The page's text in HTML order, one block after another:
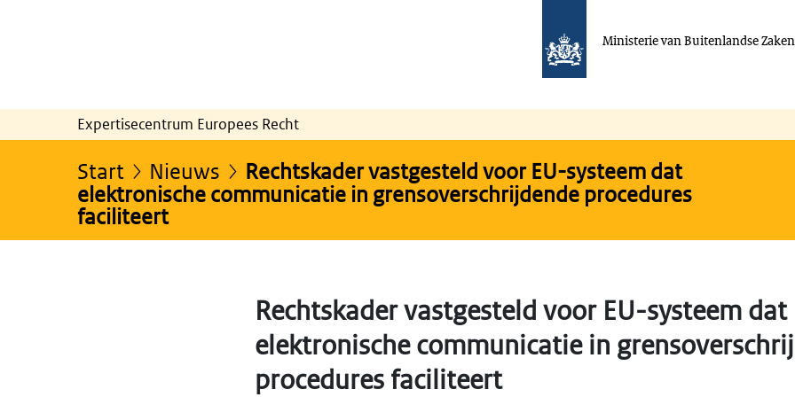
Ministerie van Buitenlandse Zaken
Expertisecentrum Europees Recht
Start Nieuws
Rechtskader vastgesteld voor EU-systeem dat
elektronische communicatie in grensoverschrijdende procedures
faciliteert
Rechtskader vastgesteld voor EU-systeem dat
elektronische communicatie in
procedures faciliteert